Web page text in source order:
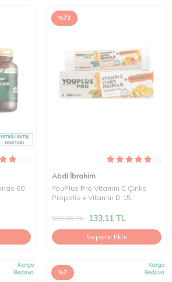
60
%73
Abdi İbrahim
YouPlus Pro Vitamin C Çinko
Propolis + Vitamin D 15
500,00TL 133,11 TL
Sepete Ekle
Kargo
Bedava
%7
Kargo
Bedava